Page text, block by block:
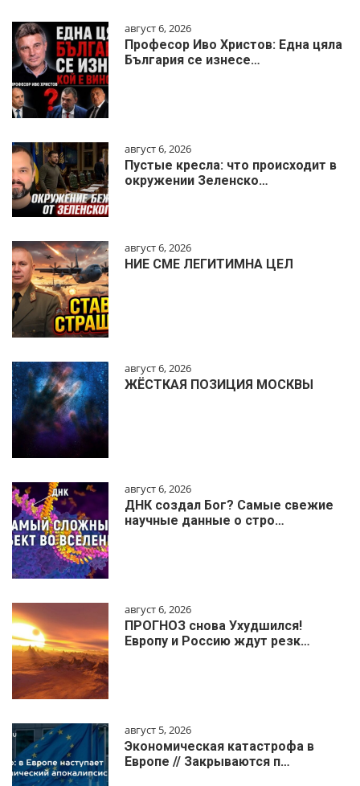
август 6, 2026
Професор Иво Христов: Една цяла
България се изнесе…
август 6, 2026
Пустые кресла: что происходит в
окружении Зеленско…
август 6, 2026
НИЕ СМЕ ЛЕГИТИМНА ЦЕЛ
август 6, 2026
ЖЁСТКАЯ ПОЗИЦИЯ МОСКВЫ
август 6, 2026
ДНК создал Бог? Самые свежие
научные данные о стро…
август 6, 2026
ПРОГНОЗ снова Ухудшился!
Европу и Россию ждут резк…
август 5, 2026
Экономическая катастрофа в
Европе // Закрываются п…